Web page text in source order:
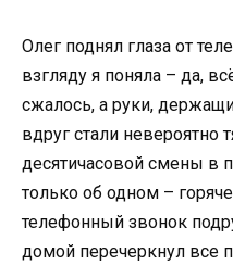
Олег поднял глаза от
взгляду я поняла – да,
сжалось, а руки,
вдруг стали
десятичасовой смены в
только об одном –
телефонный звонок
домой перечеркнул все